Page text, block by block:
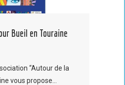
Bueil en Touraine
“Autour de la
vous propose…